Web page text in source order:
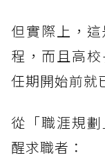
但實際上，
程，而且高
任期開始前就
從「職涯規
醒求職者：